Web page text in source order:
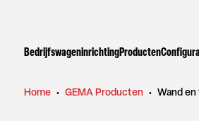
BedrijfswageninrichtingProducten
Home • GEMA Producten • Wand